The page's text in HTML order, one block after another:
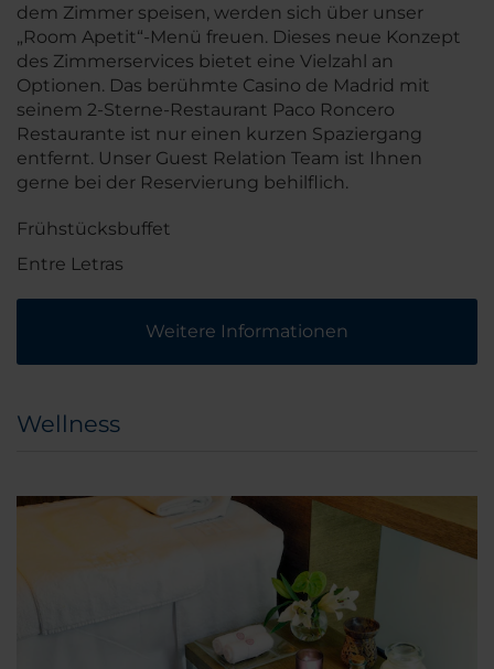
dem Zimmer speisen, werden sich über unser
„Room Apetit“-Menü freuen. Dieses neue Konzept
des Zimmerservices bietet eine Vielzahl an
Optionen. Das berühmte Casino de Madrid mit
seinem 2-Sterne-Restaurant Paco Roncero
Restaurante ist nur einen kurzen Spaziergang
entfernt. Unser Guest Relation Team ist Ihnen
gerne bei der Reservierung behilflich.
Frühstücksbuffet
Entre Letras
Weitere Informationen
Wellness